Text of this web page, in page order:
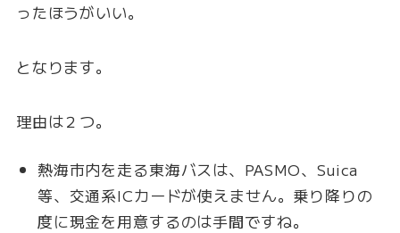
ったほうがいい。
となります。
理由は２つ。
熱海市内を走る東海バスは、PASMO、Suica
等、交通系ICカードが使えません。乗り降りの
度に現金を用意するのは手間ですね。